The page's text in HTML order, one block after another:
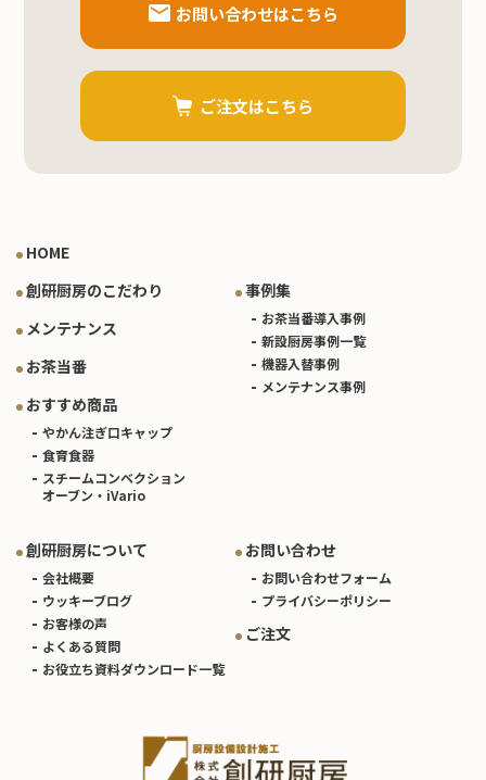
お問い合わせはこちら
ご注文はこちら
HOME
創研厨房のこだわり
メンテナンス
お茶当番
おすすめ商品
やかん注ぎ口キャップ
食育食器
スチームコンベクション
オーブン・iVario
事例集
お茶当番導入事例
新設厨房事例一覧
機器入替事例
メンテナンス事例
創研厨房について
会社概要
ウッキーブログ
お客様の声
よくある質問
お役立ち資料ダウンロード一覧
お問い合わせ
お問い合わせフォーム
プライバシーポリシー
ご注文